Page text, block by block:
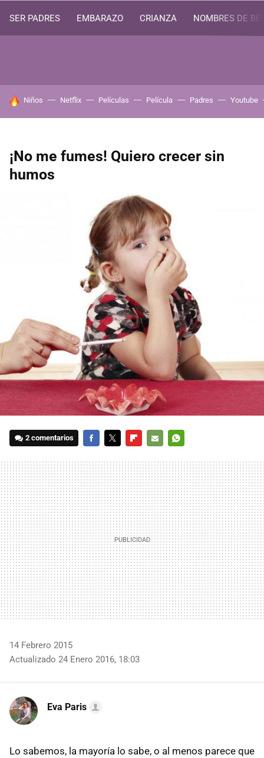
SER PADRES EMBARAZO CRIANZA NOMBRES DE
HOY SE HABLA DE
Niños Netflix Películas Película Padres Youtube
¡No me fumes! Quiero crecer sin
humos
2 comentarios
MAIL
14 Febrero 2015
Actualizado 24 Enero 2016, 18:03
Eva Paris
Lo sabemos, la mayoría lo sabe, o al menos parece que